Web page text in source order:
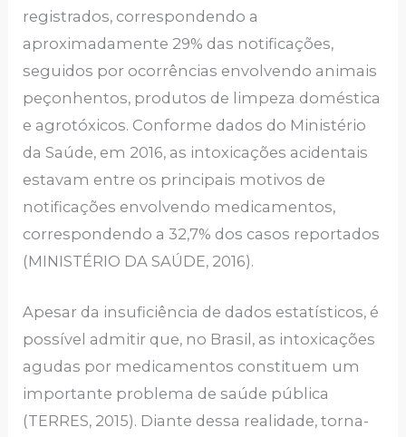
registrados, correspondendo a
aproximadamente 29% das notificações,
seguidos por ocorrências envolvendo animais
peçonhentos, produtos de limpeza doméstica
e agrotóxicos. Conforme dados do Ministério
da Saúde, em 2016, as intoxicações acidentais
estavam entre os principais motivos de
notificações envolvendo medicamentos,
correspondendo a 32,7% dos casos reportados
(MINISTÉRIO DA SAÚDE, 2016).
Apesar da insuficiência de dados estatísticos, é
possível admitir que, no Brasil, as intoxicações
agudas por medicamentos constituem um
importante problema de saúde pública
(TERRES, 2015). Diante dessa realidade, torna-